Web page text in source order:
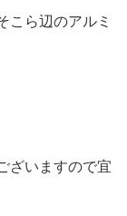
こら辺のアルミ
ざいますので宜